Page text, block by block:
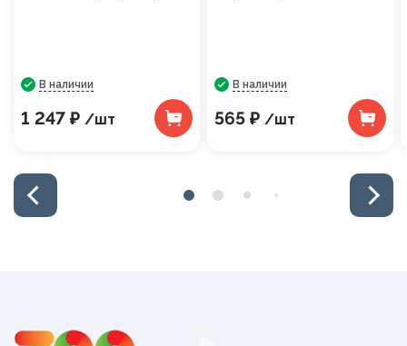
В наличии
1 247 ₽ /шт
В наличии
565 ₽ /шт